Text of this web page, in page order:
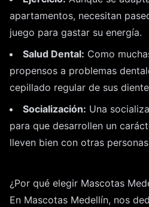
apartamentos, necesitan
juego para gastar su energía.
Salud Dental: Como
propensos a problemas
cepillado regular de sus
Socialización: Una
para que desarrollen un
lleven bien con otras
¿Por qué elegir Mascotas
En Mascotas Medellín, nos